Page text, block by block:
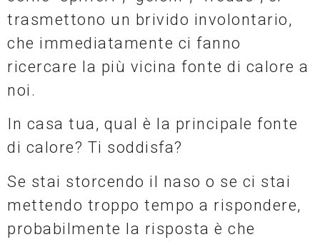
trasmettono un brivido involontario,
che immediatamente ci fanno
ricercare la più vicina fonte di calore a
noi.
In casa tua, qual è la principale fonte
di calore? Ti soddisfa?
Se stai storcendo il naso o se ci stai
mettendo troppo tempo a rispondere,
probabilmente la risposta è che